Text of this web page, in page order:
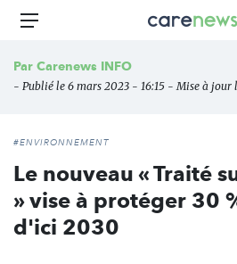
Aller
principal
Carenews,
des
Menu
Par Carenews INFO
- Publié le 6 mars 2023 - 16:15 - Mise à jour
#ENVIRONNEMENT
Le nouveau « Traité
» vise à protéger 30
d'ici 2030